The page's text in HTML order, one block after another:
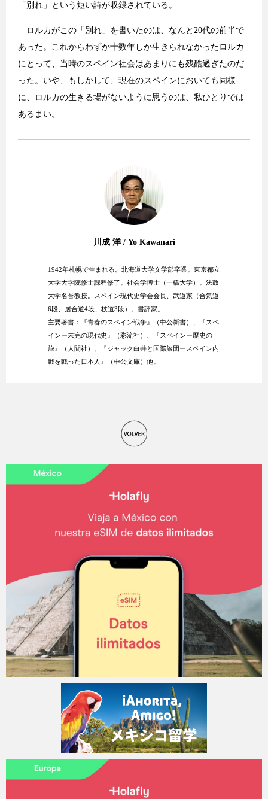
「別れ」という短い詩が収録されている。
ロルカがこの「別れ」を書いたのは、なんと20代の前半で
あった。これからわずか十数年しか生きられなかったロルカ
にとって、当時のスペイン社会はあまりにも残酷過ぎたのだ
った。いや、もしかして、現在のスペインにおいても同様
に、ロルカの生きる場がないように思うのは、私ひとりでは
あるまい。
川成 洋 / Yo Kawanari
1942年札幌で生まれる。北海道大学文学部卒業。東京都立
大学大学院修士課程修了。社会学博士（一橋大学）。法政
大学名誉教授。スペイン現代史学会会長、武道家（合気道
6段、居合道4段、杖道3段）。書評家。
主要著書：『青春のスペイン戦争』（中公新書）、『スペ
インー未完の現代史』（彩流社）、『スペインー歴史の
旅』（人間社）、『ジャック白井と国際旅団ースペイン内
戦を戦った日本人』（中公文庫）他。